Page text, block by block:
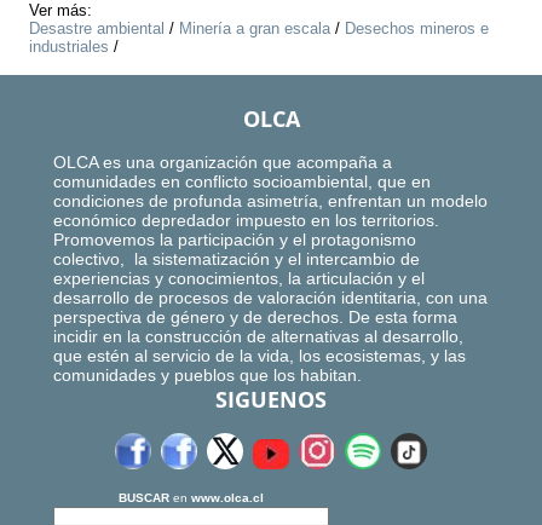
Ver más:
Desastre ambiental / Minería a gran escala/ Desechos mineros e
industriales /
OLCA
OLCA es una organización que acompaña a
comunidades en conflicto socioambiental, que en
condiciones de profunda asimetría, enfrentan un modelo
económico depredador impuesto en los territorios.
Promovemos la participación y el protagonismo
colectivo, la sistematización y el intercambio de
experiencias y conocimientos, la articulación y el
desarrollo de procesos de valoración identitaria, con una
perspectiva de género y de derechos. De esta forma
incidir en la construcción de alternativas al desarrollo,
que estén al servicio de la vida, los ecosistemas, y las
comunidades y pueblos que los habitan.
SIGUENOS
BUSCAR en www.olca.cl